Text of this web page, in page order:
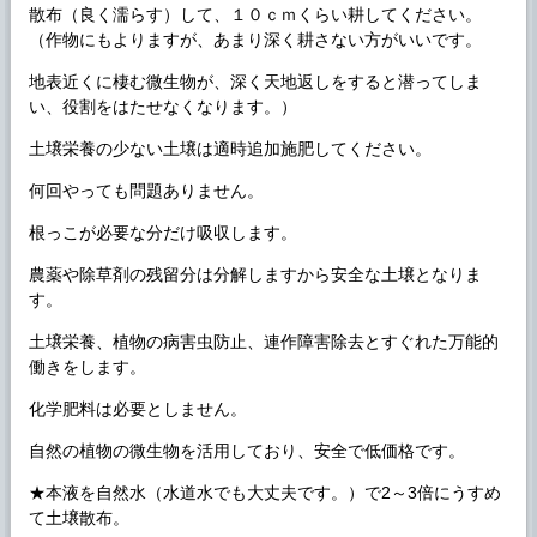
散布（良く濡らす）して、１０ｃｍくらい耕してください。
（作物にもよりますが、あまり深く耕さない方がいいです。
地表近くに棲む微生物が、深く天地返しをすると潜ってしま
い、役割をはたせなくなります。）
土壌栄養の少ない土壌は適時追加施肥してください。
何回やっても問題ありません。
根っこが必要な分だけ吸収します。
農薬や除草剤の残留分は分解しますから安全な土壌となりま
す。
土壌栄養、植物の病害虫防止、連作障害除去とすぐれた万能的
働きをします。
化学肥料は必要としません。
自然の植物の微生物を活用しており、安全で低価格です。
★本液を自然水（水道水でも大丈夫です。）で2～3倍にうすめ
て土壌散布。